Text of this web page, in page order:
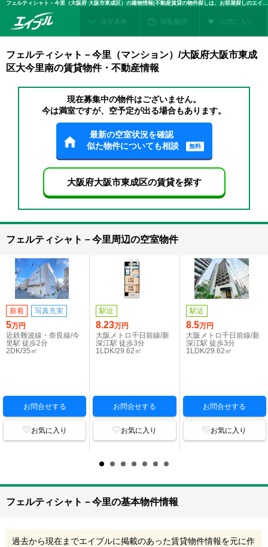
フェルティシャト－今里（大阪府 大阪市東成区）の建物情報|不動産賃貸の物件探しは、お部屋探しのエイブル
保存条件 閲覧履歴 お気に入り
フェルティシャト－今里（マンション）/大阪府大阪市東成
区大今里南の賃貸物件・不動産情報
現在募集中の物件はございません。
今は満室ですが、空予定が出る場合もあります。
最新の空室状況を確認
似た物件についても相談
無料
大阪府大阪市東成区の賃貸を探す
フェルティシャト－今里周辺の空室物件
新着 写真充実
5万円
近鉄難波線・奈良線/今
里駅 徒歩2分
2DK/35㎡
お問合せする
お気に入り
駅近
8.23万円
大阪メトロ千日前線/新
深江駅 徒歩3分
1LDK/29.62㎡
お問合せする
お気に入り
駅近
8.5万円
大阪メトロ千日前線/新
深江駅 徒歩3分
1LDK/29.62㎡
お問合せする
お気に入り
フェルティシャト－今里の基本物件情報
過去から現在までエイブルに掲載のあった賃貸物件情報を元に作